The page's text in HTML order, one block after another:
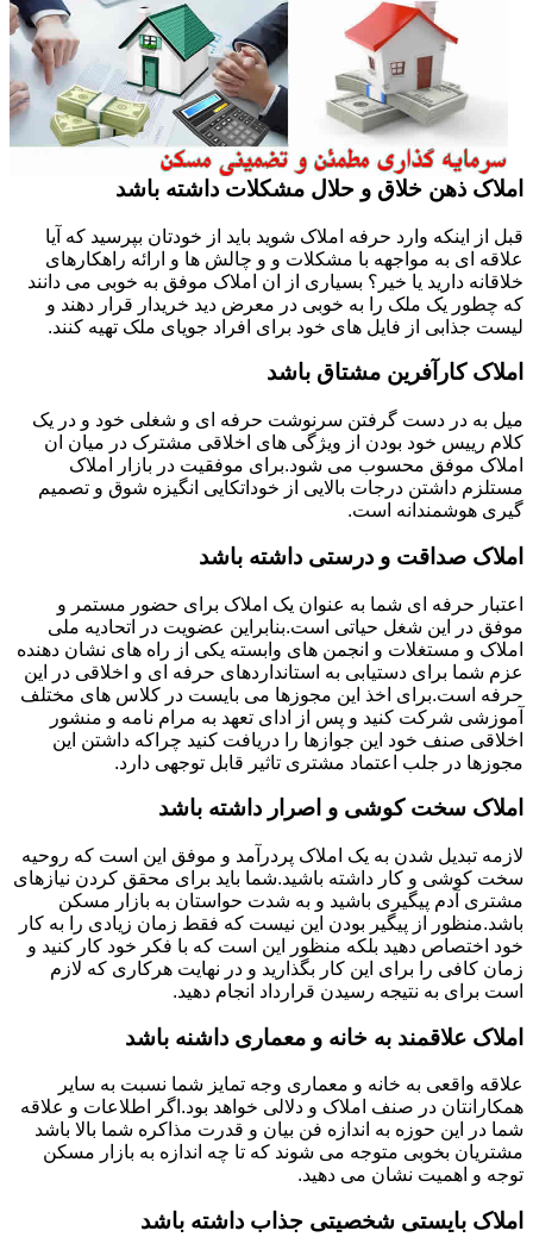
املاک ذهن خلاق و حلال مشکلات داشته باشد
قبل از اینکه وارد حرفه املاک شوید باید از خودتان بپرسید که آیا
علاقه ای به مواجهه با مشکلات و و چالش ها و ارائه راهکارهای
خلاقانه دارید یا خیر؟ بسیاری از ان املاک موفق به خوبی می دانند
که چطور یک ملک را به خوبی در معرض دید خریدار قرار دهند و
لیست جذابی از فایل های خود برای افراد جویای ملک تهیه کنند.
املاک کارآفرین مشتاق باشد
میل به در دست گرفتن سرنوشت حرفه ای و شغلی خود و در یک
کلام رییس خود بودن از ویژگی های اخلاقی مشترک در میان ان
املاک موفق محسوب می شود.برای موفقیت در بازار املاک
مستلزم داشتن درجات بالایی از خوداتکایی انگیزه شوق و تصمیم
گیری هوشمندانه است.
املاک صداقت و درستی داشته باشد
اعتبار حرفه ای شما به عنوان یک املاک برای حضور مستمر و
موفق در این شغل حیاتی است.بنابراین عضویت در اتحادیه ملی
املاک و مستغلات و انجمن های وابسته یکی از راه های نشان دهنده
عزم شما برای دستیابی به استانداردهای حرفه ای و اخلاقی در این
حرفه است.برای اخذ این مجوزها می بایست در کلاس های مختلف
آموزشی شرکت کنید و پس از ادای تعهد به مرام نامه و منشور
اخلاقی صنف خود این جوازها را دریافت کنید چراکه داشتن این
مجوزها در جلب اعتماد مشتری تاثیر قابل توجهی دارد.
املاک سخت کوشی و اصرار داشته باشد
لازمه تبدیل شدن به یک املاک پردرآمد و موفق این است که روحیه
سخت کوشی و کار داشته باشید.شما باید برای محقق کردن نیازهای
مشتری آدم پیگیری باشید و به شدت حواستان به بازار مسکن
باشد.منظور از پیگیر بودن این نیست که فقط زمان زیادی را به کار
خود اختصاص دهید بلکه منظور این است که با فکر خود کار کنید و
زمان کافی را برای این کار بگذارید و در نهایت هرکاری که لازم
است برای به نتیجه رسیدن قرارداد انجام دهید.
املاک علاقمند به خانه و معماری داشنه باشد
علاقه واقعی به خانه و معماری وجه تمایز شما نسبت به سایر
همکارانتان در صنف املاک و دلالی خواهد بود.اگر اطلاعات و علاقه
شما در این حوزه به اندازه فن بیان و قدرت مذاکره شما بالا باشد
مشتریان بخوبی متوجه می شوند که تا چه اندازه به بازار مسکن
توجه و اهمیت نشان می دهید.
املاک بایستی شخصیتی جذاب داشته باشد